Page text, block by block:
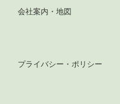
会社案内・地図
プライバシー・ポリシー